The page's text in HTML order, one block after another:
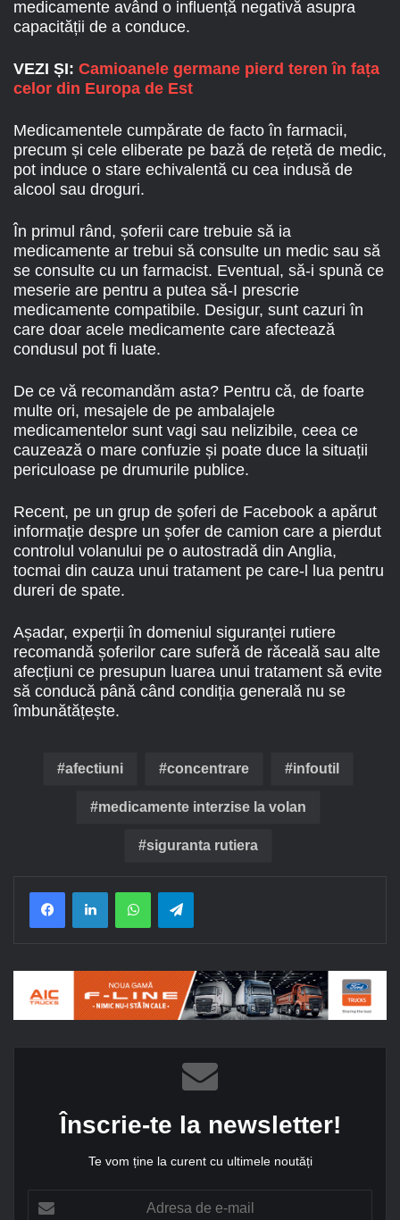
medicamente având o influență negativă asupra
capacității de a conduce.
VEZI ȘI: Camioanele germane pierd teren în fața
celor din Europa de Est
Medicamentele cumpărate de facto în farmacii,
precum și cele eliberate pe bază de rețetă de medic,
pot induce o stare echivalentă cu cea indusă de
alcool sau droguri.
În primul rând, șoferii care trebuie să ia
medicamente ar trebui să consulte un medic sau să
se consulte cu un farmacist. Eventual, să-i spună ce
meserie are pentru a putea să-I prescrie
medicamente compatibile. Desigur, sunt cazuri în
care doar acele medicamente care afectează
condusul pot fi luate.
De ce vă recomandăm asta? Pentru că, de foarte
multe ori, mesajele de pe ambalajele
medicamentelor sunt vagi sau nelizibile, ceea ce
cauzează o mare confuzie și poate duce la situații
periculoase pe drumurile publice.
Recent, pe un grup de șoferi de Facebook a apărut
informație despre un șofer de camion care a pierdut
controlul volanului pe o autostradă din Anglia,
tocmai din cauza unui tratament pe care-l lua pentru
dureri de spate.
Așadar, experții în domeniul siguranței rutiere
recomandă șoferilor care suferă de răceală sau alte
afecțiuni ce presupun luarea unui tratament să evite
să conducă până când condiția generală nu se
îmbunătățește.
afectiuni concentrare infoutil
medicamente interzise la volan
siguranta rutiera
Înscrie-te la newsletter!
Te vom ține la curent cu ultimele noutăți